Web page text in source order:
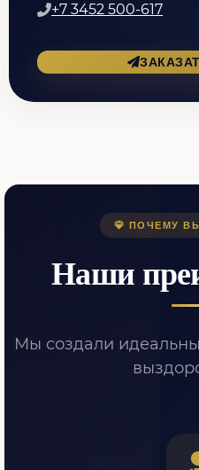
+7 3452 500-617
ПОЧЕМУ
Наши
Мы создали